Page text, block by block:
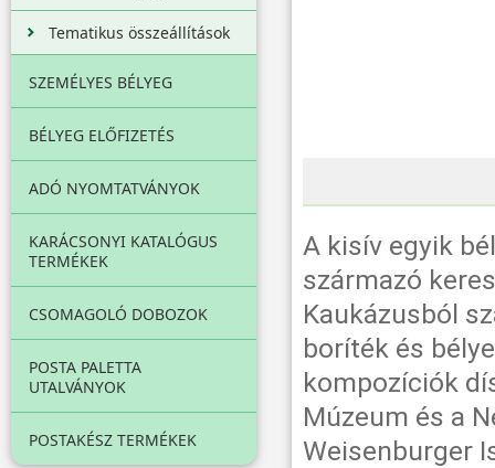
Tematikus összeállítások
SZEMÉLYES BÉLYEG
BÉLYEG ELŐFIZETÉS
ADÓ NYOMTATVÁNYOK
KARÁCSONYI KATALÓGUS
TERMÉKEK
CSOMAGOLÓ DOBOZOK
POSTA PALETTA
UTALVÁNYOK
POSTAKÉSZ TERMÉKEK
A kisív egyik
származó
Kaukázusból
boríték és
kompozíciók
Múzeum és a
Weisenburger